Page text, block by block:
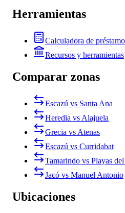
Herramientas
Calculadora de préstamo
Recursos y herramientas
Comparar zonas
Escazú vs Santa Ana
Heredia vs Alajuela
Grecia vs Atenas
Escazú vs Curridabat
Tamarindo vs Playas
Jacó vs Manuel Antonio
Ubicaciones